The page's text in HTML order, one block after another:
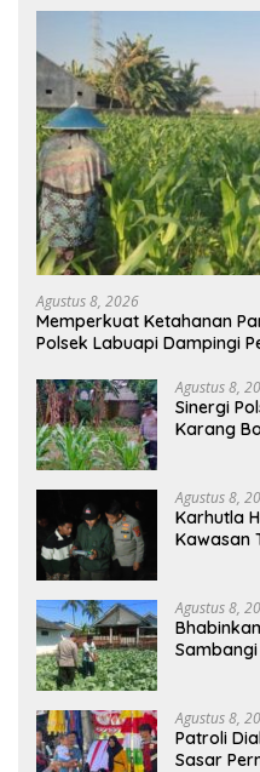
Agustus 8, 2026
Memperkuat Ketahanan
Polsek Labuapi Dampingi
Agustus 8,
Sinergi
Karang
Agustus 8,
Karhutla
Kawasan
Agustus 8,
Agustus 8,
Patroli
Sasar